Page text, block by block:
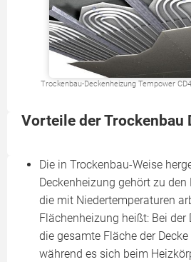
Trockenbau-Deckenheizung Tempower
Vorteile der Trockenbau
Die in Trockenbau-Weise
Deckenheizung gehört zu
die mit Niedertemperaturen
Flächenheizung heißt: Bei
die gesamte Fläche der
während es sich beim